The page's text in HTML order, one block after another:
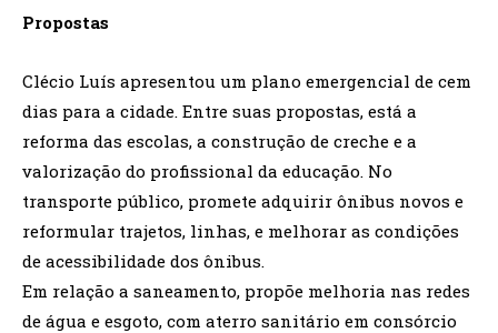
Propostas
Clécio Luís apresentou um plano emergencial de cem
dias para a cidade. Entre suas propostas, está a
reforma das escolas, a construção de creche e a
valorização do profissional da educação. No
transporte público, promete adquirir ônibus novos e
reformular trajetos, linhas, e melhorar as condições
de acessibilidade dos ônibus.
Em relação a saneamento, propõe melhoria nas redes
de água e esgoto, com aterro sanitário em consórcio